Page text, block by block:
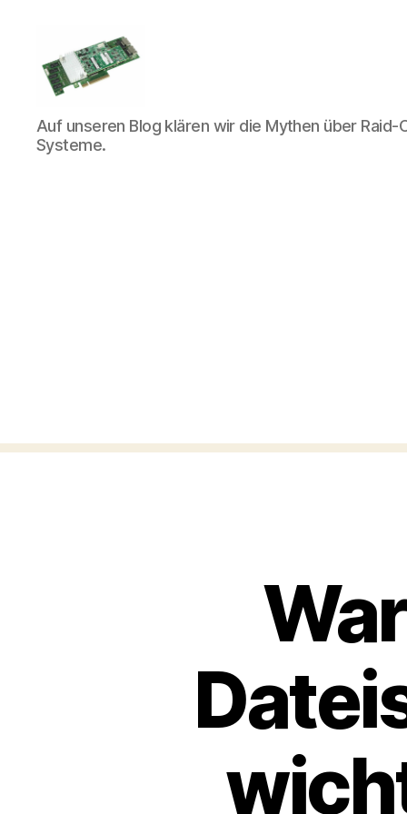
Raid-
Controller.info
Auf unseren Blog klären wir die Mythen über Raid-
Systeme.